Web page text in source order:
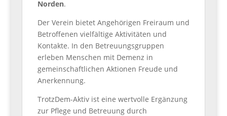
Norden.
Der Verein bietet Angehörigen Freiraum und
Betroffenen vielfältige Aktivitäten und
Kontakte. In den Betreuungsgruppen
erleben Menschen mit Demenz in
gemeinschaftlichen Aktionen Freude und
Anerkennung.
TrotzDem-Aktiv ist eine wertvolle Ergänzung
zur Pflege und Betreuung durch